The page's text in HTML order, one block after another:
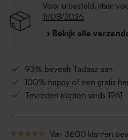
Voor u besteld, klaar
11/08/2026
› Bekijk alle
93% beveelt Tadaaz aan
100% happy of een gratis
Tevreden klanten sinds 1961
Van 3600 klanten